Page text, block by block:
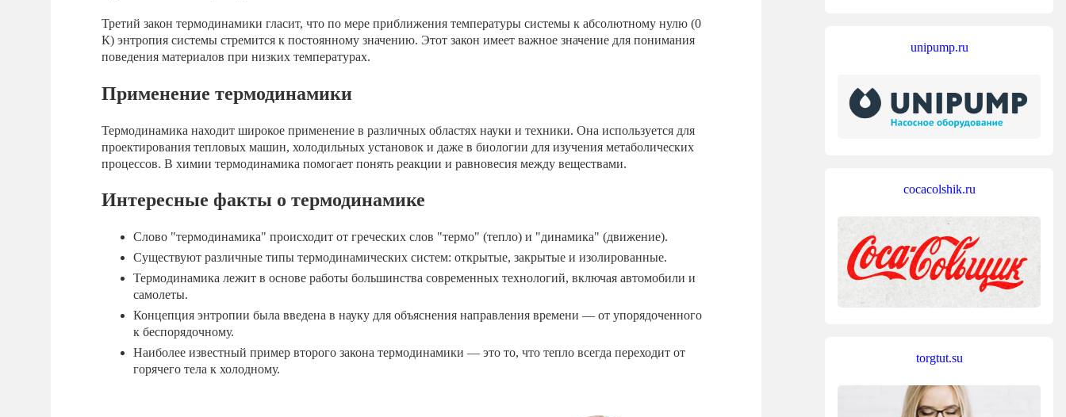
Третий закон термодинамики гласит, что по мере приближения температуры системы к абсолютному нулю (0
К) энтропия системы стремится к постоянному значению. Этот закон имеет важное значение для понимания
поведения материалов при низких температурах.
Применение термодинамики
Термодинамика находит широкое применение в различных областях науки и техники. Она используется для
проектирования тепловых машин, холодильных установок и даже в биологии для изучения метаболических
процессов. В химии термодинамика помогает понять реакции и равновесия между веществами.
Интересные факты о термодинамике
Слово "термодинамика" происходит от греческих слов "термо" (тепло) и "динамика" (движение).
Существуют различные типы термодинамических систем: открытые, закрытые и изолированные.
Термодинамика лежит в основе работы большинства современных технологий, включая автомобили и
самолеты.
Концепция энтропии была введена в науку для объяснения направления времени — от упорядоченного
к беспорядочному.
Наиболее известный пример второго закона термодинамики — это то, что тепло всегда переходит от
горячего тела к холодному.
unipump.ru
cocacolshik.ru
torgtut.su